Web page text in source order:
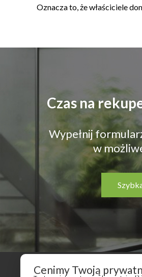
Oznacza to, że właściciele
Czas na
Wypełnij
w
Cenimy Twoją